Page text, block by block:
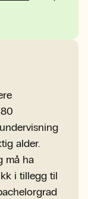
alder.
må ha
i tillegg til